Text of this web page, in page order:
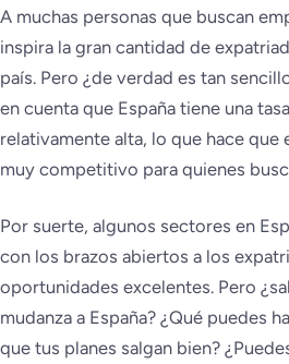
A muchas personas que buscan
inspira la gran cantidad de
país. Pero ¿de verdad es tan
en cuenta que España tiene una
relativamente alta, lo que hace que
muy competitivo para quienes
Por suerte, algunos sectores en
con los brazos abiertos a los
oportunidades excelentes. Pero
mudanza a España? ¿Qué puedes
que tus planes salgan bien?